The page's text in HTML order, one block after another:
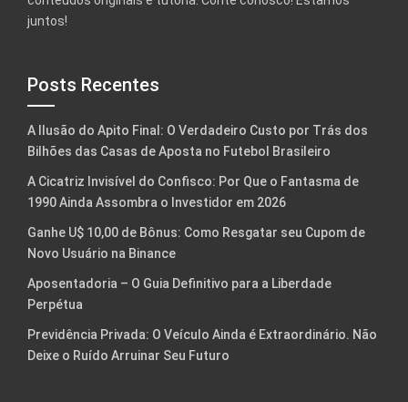
juntos!
Posts Recentes
A Ilusão do Apito Final: O Verdadeiro Custo por Trás dos
Bilhões das Casas de Aposta no Futebol Brasileiro
A Cicatriz Invisível do Confisco: Por Que o Fantasma de
1990 Ainda Assombra o Investidor em 2026
Ganhe U$ 10,00 de Bônus: Como Resgatar seu Cupom de
Novo Usuário na Binance
Aposentadoria – O Guia Definitivo para a Liberdade
Perpétua
Previdência Privada: O Veículo Ainda é Extraordinário. Não
Deixe o Ruído Arruinar Seu Futuro